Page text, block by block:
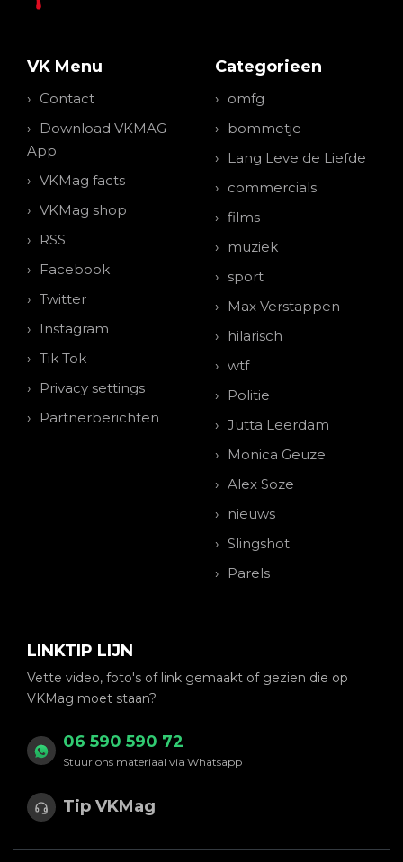
VK Menu
Contact
Download VKMAG
App
VKMag facts
VKMag shop
RSS
Facebook
Twitter
Instagram
Tik Tok
Privacy settings
Partnerberichten
Categorieen
omfg
bommetje
Lang Leve de Liefde
commercials
films
muziek
sport
Max Verstappen
hilarisch
wtf
Politie
Jutta Leerdam
Monica Geuze
Alex Soze
nieuws
Slingshot
Parels
LINKTIP LIJN
Vette video, foto's of link gemaakt of gezien die op
VKMag moet staan?
06 590 590 72
Stuur ons materiaal via Whatsapp
Tip VKMag